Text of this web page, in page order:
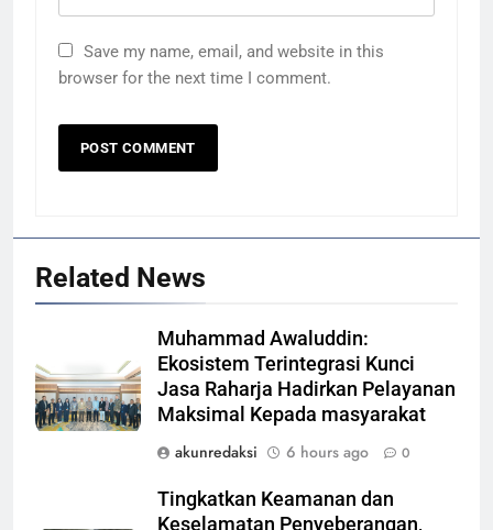
Save my name, email, and website in this
browser for the next time I comment.
Related News
Muhammad Awaluddin:
Ekosistem Terintegrasi Kunci
Jasa Raharja Hadirkan Pelayanan
Maksimal Kepada masyarakat
akunredaksi
6 hours ago 0
Tingkatkan Keamanan dan
Keselamatan Penyeberangan,